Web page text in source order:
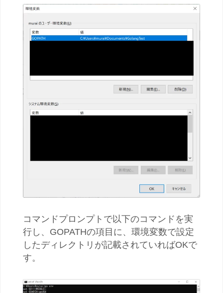
コマンドプロンプトで以下のコマンドを実
行し、GOPATHの項目に、環境変数で設定
したディレクトリが記載されていればOKで
す。